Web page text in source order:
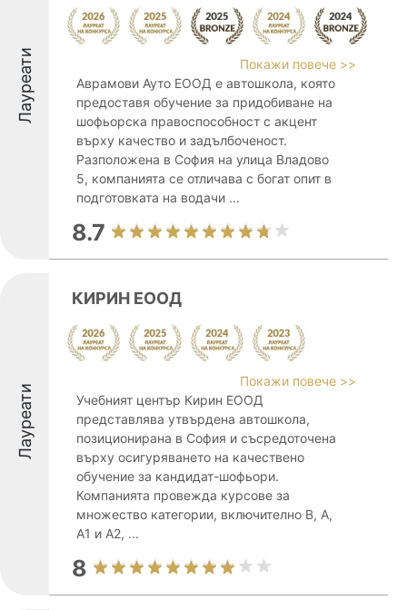
Лауреати
Покажи повече >>
Аврамови Ауто ЕООД е автошкола, която
предоставя обучение за придобиване на
шофьорска правоспособност с акцент
върху качество и задълбоченост.
Разположена в София на улица Владово
5, компанията се отличава с богат опит в
подготовката на водачи ...
8.7
Лауреати
КИРИН ЕООД
Покажи повече >>
Учебният център Кирин ЕООД
представлява утвърдена автошкола,
позиционирана в София и съсредоточена
върху осигуряването на качествено
обучение за кандидат-шофьори.
Компанията провежда курсове за
множество категории, включително B, A,
A1 и A2, ...
8